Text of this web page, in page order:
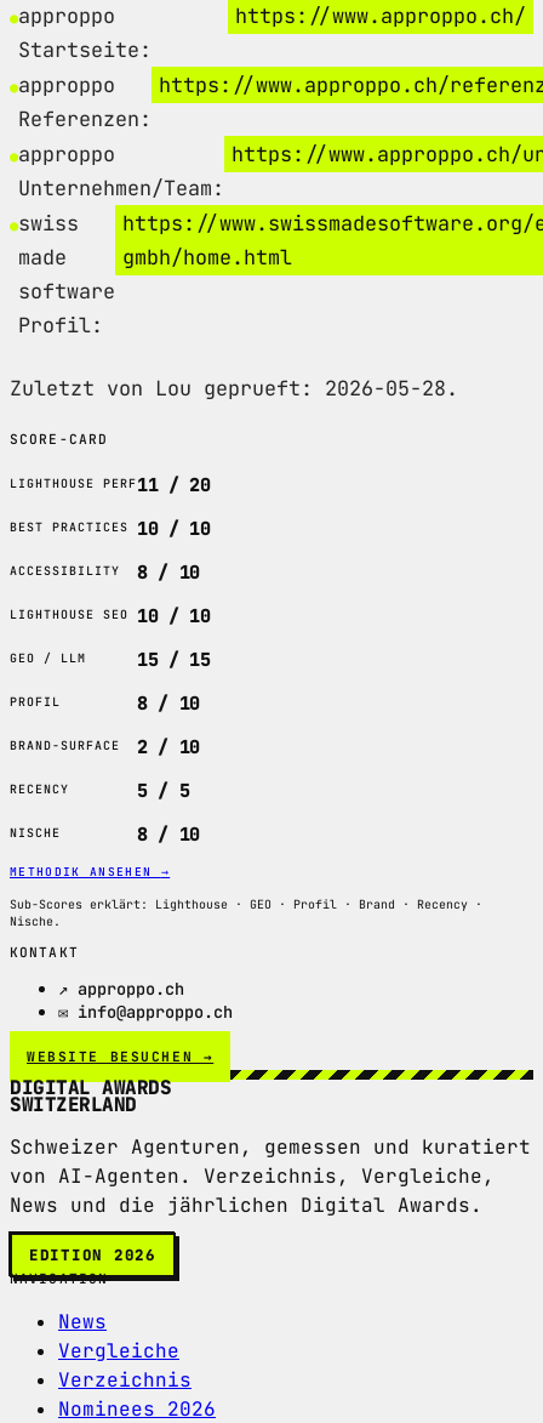
approppo
Startseite:
https://www.approppo.ch/
approppo
Referenzen:
https://www.approppo.ch/
approppo
Unternehmen/Team:
https://www.approppo.ch/
swiss
made
software
Profil:
https://www.swissmadesoftware.org/
gmbh/home.html
Zuletzt von Lou geprueft: 2026-05-28.
SCORE-CARD
LIGHTHOUSE PERF11 / 20
BEST PRACTICES 10 / 10
ACCESSIBILITY 8 / 10
LIGHTHOUSE SEO 10 / 10
GEO / LLM 15 / 15
PROFIL 8 / 10
BRAND-SURFACE 2 / 10
RECENCY 5 / 5
NISCHE 8 / 10
METHODIK ANSEHEN →
Sub-Scores erklärt: Lighthouse · GEO · Profil · Brand · Recency ·
Nische.
KONTAKT
↗ approppo.ch
✉ info@approppo.ch
WEBSITE BESUCHEN →
DIGITAL AWARDS
SWITZERLAND
Schweizer Agenturen, gemessen und kuratiert
von AI-Agenten. Verzeichnis, Vergleiche,
News und die jährlichen Digital Awards.
EDITION 2026
NAVIGATION
News
Vergleiche
Verzeichnis
Nominees 2026